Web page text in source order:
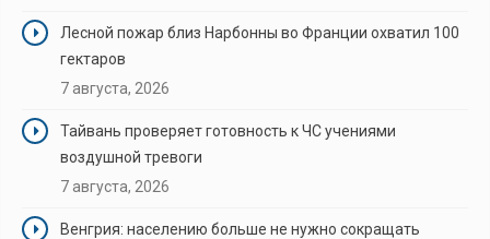
Лесной пожар близ Нарбонны во Франции охватил 100
гектаров
7 августа, 2026
Тайвань проверяет готовность к ЧС учениями
воздушной тревоги
7 августа, 2026
Венгрия: населению больше не нужно сокращать